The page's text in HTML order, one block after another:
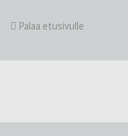
Palaa etusivulle